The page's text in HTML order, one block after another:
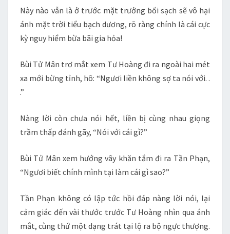
Này nào vẫn là ở trước mặt trưởng bối sạch sẽ vô hại
ánh mặt trời tiểu bạch dương, rõ ràng chính là cái cực
kỳ nguy hiểm bừa bãi gia hỏa!
Bùi Tử Mân trơ mắt xem Tư Hoàng đi ra ngoài hai mét
xa mới bừng tỉnh, hô: “Ngươi liền không sợ ta nói với. .
.”
Nàng lời còn chưa nói hết, liền bị cùng nhau giọng
trầm thấp đánh gãy, “Nói với cái gì?”
Bùi Tử Mân xem hướng vây khăn tắm đi ra Tần Phạn,
“Ngươi biết chính mình tại làm cái gì sao?”
Tần Phạn không có lập tức hồi đáp nàng lời nói, lại
cảm giác đến vài thước trước Tư Hoàng nhìn qua ánh
mắt, cùng thứ một dạng trát tại lộ ra bộ ngực thượng.